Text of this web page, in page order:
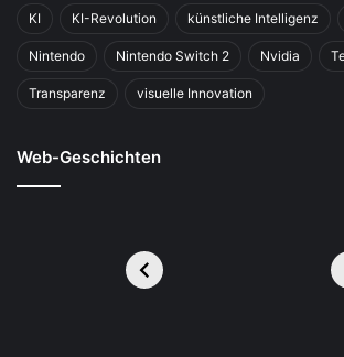
KI KI-Revolution künstliche Intelligenz
Nintendo Nintendo Switch 2 Nvidia
Transparenz visuelle Innovation
Web-Geschichten